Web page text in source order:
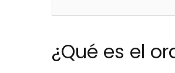
¿Qué es el